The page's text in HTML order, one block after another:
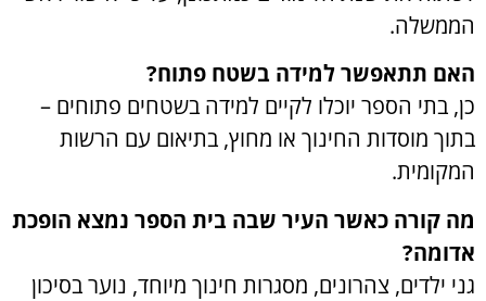
הממשלה.
האם תתאפשר למידה בשטח פתוח?
כן, בתי הספר יוכלו לקיים למידה בשטחים פתוחים –
בתוך מוסדות החינוך או מחוץ, בתיאום עם הרשות
המקומית.
מה קורה כאשר העיר שבה בית הספר נמצא הופכת
אדומה?
גני ילדים, צהרונים, מסגרות חינוך מיוחד, נוער בסיכון